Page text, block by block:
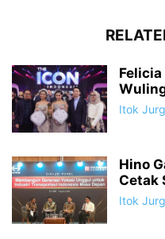
Felicia
Itok
Hino
Cetak
Itok